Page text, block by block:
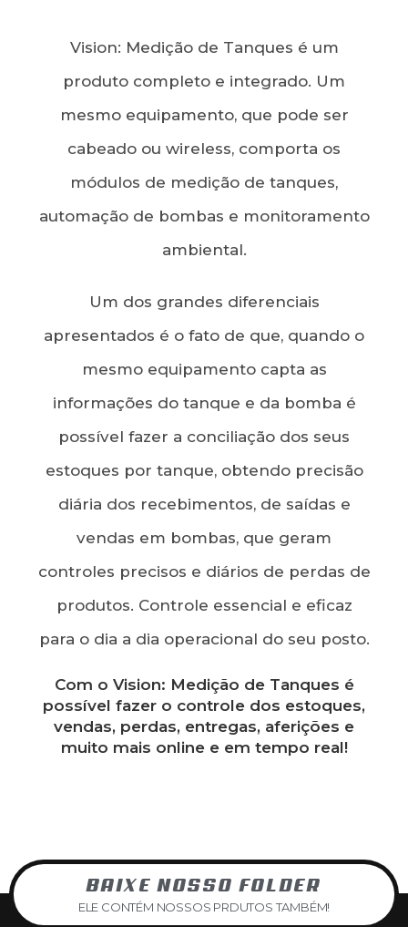
Vision: Medição de Tanques é um
produto completo e integrado. Um
mesmo equipamento, que pode ser
cabeado ou wireless, comporta os
módulos de medição de tanques,
automação de bombas e monitoramento
ambiental.
Um dos grandes diferenciais
apresentados é o fato de que, quando o
mesmo equipamento capta as
informações do tanque e da bomba é
possível fazer a conciliação dos seus
estoques por tanque, obtendo precisão
diária dos recebimentos, de saídas e
vendas em bombas, que geram
controles precisos e diários de perdas de
produtos. Controle essencial e eficaz
para o dia a dia operacional do seu posto.
Com o Vision: Medição de Tanques é
possível fazer o controle dos estoques,
vendas, perdas, entregas, aferições e
muito mais online e em tempo real!
BAIXE NOSSO FOLDER
ELE CONTÉM NOSSOS PRDUTOS TAMBÉM!